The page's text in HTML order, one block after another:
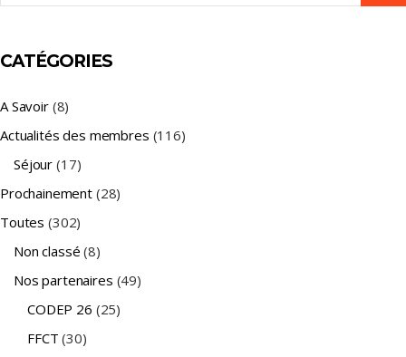
CATÉGORIES
A Savoir(8)
Actualités des membres (116)
Séjour (17)
Prochainement (28)
Toutes (302)
Non classé (8)
Nos partenaires (49)
CODEP 26 (25)
FFCT (30)